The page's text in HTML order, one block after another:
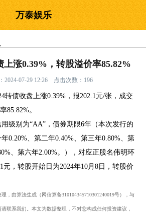
万泰娱乐
上涨0.39%，转股溢价率85.82%
2024-07-29 12:26 点击次数：196
转债收盘上涨0.39%，报202.1元/张，成交
85.82%。
级别为“AA”，债券期限6年（本次发行的
0.20%、第二年0.40%、第三年0.80%、第
、第六年2.00%。），对应正股名伟明环
元，转股开始日为2024年10月8日，转股价
，由算法生成（网信算备310104345710301240019号），与
联系我们。本文为数据整理，不对您构成任何投资建议，